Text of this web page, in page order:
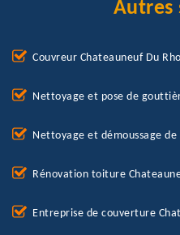
Autres
Couvreur Chateauneuf Du
Nettoyage et pose de
Nettoyage et démoussage
Rénovation toiture
Entreprise de couverture